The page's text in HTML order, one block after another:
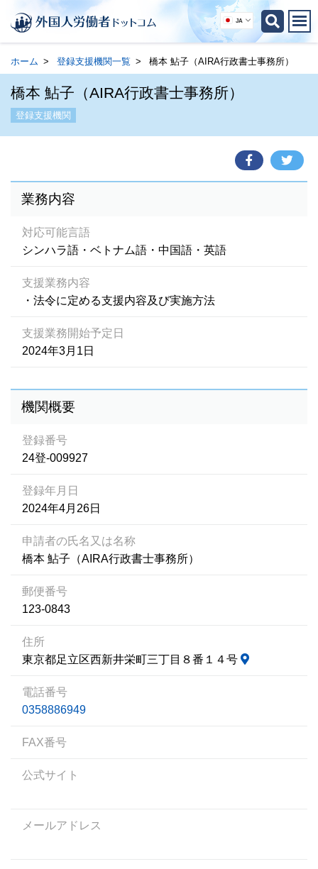
JA
ホーム 登録支援機関一覧 橋本 鮎子（AIRA行政書士事務所）
橋本 鮎子（AIRA行政書士事務所）
登録支援機関
業務内容
対応可能言語
シンハラ語・ベトナム語・中国語・英語
支援業務内容
・法令に定める支援内容及び実施方法
支援業務開始予定日
2024年3月1日
機関概要
登録番号
24登-009927
登録年月日
2024年4月26日
申請者の氏名又は名称
橋本 鮎子（AIRA行政書士事務所）
郵便番号
123-0843
住所
東京都足立区西新井栄町三丁目８番１４号
電話番号
0358886949
FAX番号
公式サイト
メールアドレス